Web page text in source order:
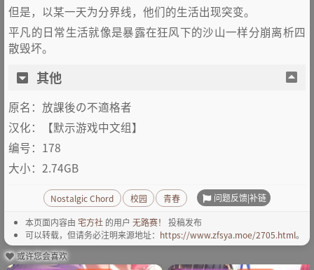
但是，以某一天为分界线，他们的生活出现突变。
平凡的日常生活就像是暴露在狂风下的沙山一样分崩离析四
散毁坏。
其他
原名：放課後の不適格者
汉化：【默示游戏中文组】
编号：178
大小：2.74GB
Nostalgic Chord 校园 青春 问题反馈|补链
本页面内容由 宅方社 的用户 无路赛！
投稿发布
可以转载，但请务必注明来源地址： https://www.zfsya.moe/2705.html。
或许您会喜欢